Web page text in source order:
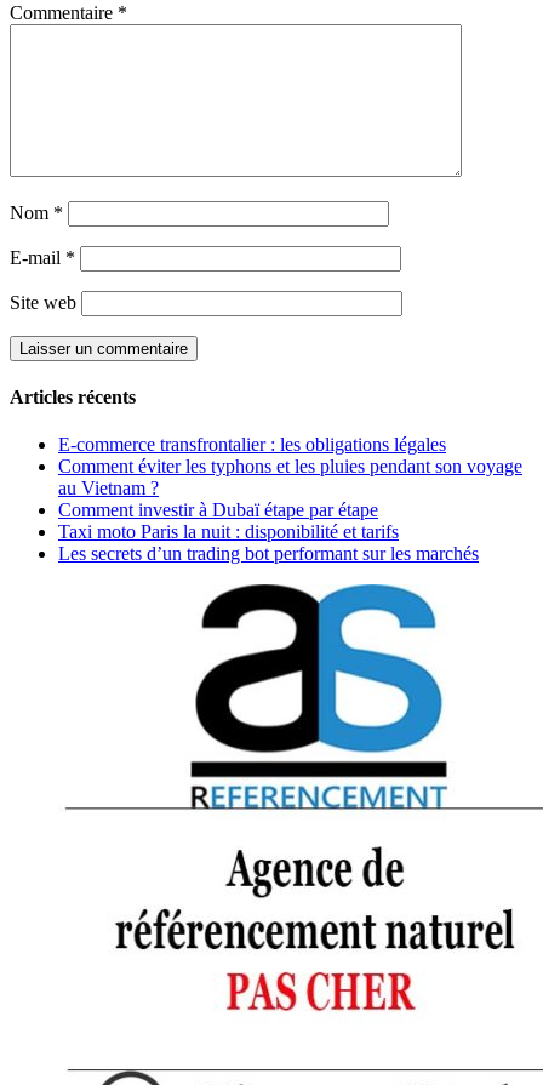
Commentaire *
Nom *
E-mail *
Site web
Articles récents
E-commerce transfrontalier : les obligations légales
Comment éviter les typhons et les pluies pendant son voyage
au Vietnam ?
Comment investir à Dubaï étape par étape
Taxi moto Paris la nuit : disponibilité et tarifs
Les secrets d’un trading bot performant sur les marchés